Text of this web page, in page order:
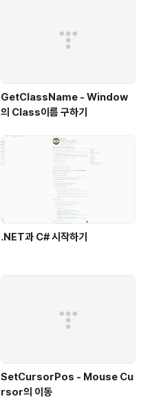
GetClassName - Window
의 Class이름 구하기
.NET과 C# 시작하기
SetCursorPos - Mouse Cu
rsor의 이동